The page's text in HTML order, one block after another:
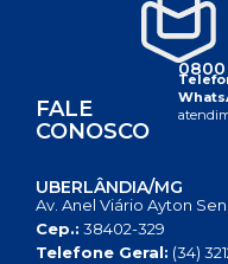
FALE
CONOSCO
UBERLÂNDIA/MG
Av. Anel Viário Ayton
Cep.: 38402-329
Telefone Geral: (34)